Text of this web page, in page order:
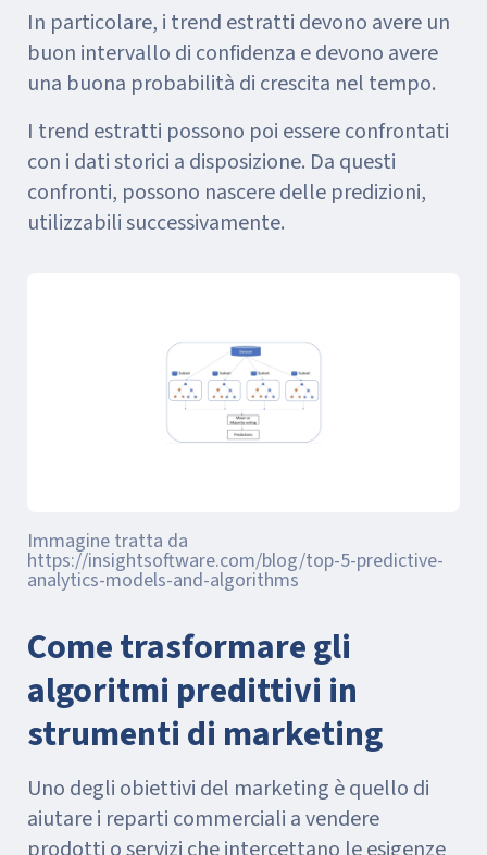
In particolare, i trend estratti devono avere un
buon intervallo di confidenza e devono avere
una buona probabilità di crescita nel tempo.
I trend estratti possono poi essere confrontati
con i dati storici a disposizione. Da questi
confronti, possono nascere delle predizioni,
utilizzabili successivamente.
Immagine tratta da
https://insightsoftware.com/blog/top-5-predictive-
analytics-models-and-algorithms
Come trasformare gli
algoritmi predittivi in
strumenti di marketing
Uno degli obiettivi del marketing è quello di
aiutare i reparti commerciali a vendere